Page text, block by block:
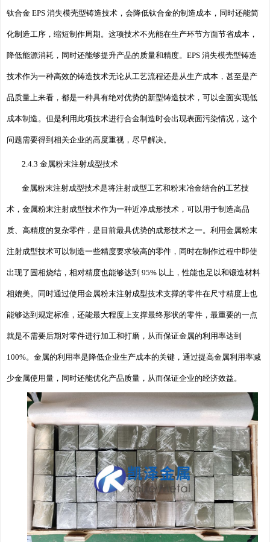
钛合金 EPS 消失模壳型铸造技术，会降低钛合金的制造成本，同时还能简
化制造工序，缩短制作周期。这项技术不光能在生产环节方面节省成本，
降低能源消耗，同时还能够提升产品的质量和精度。EPS 消失模壳型铸造
技术作为一种高效的铸造技术无论从工艺流程还是从生产成本，甚至是产
品质量上来看，都是一种具有绝对优势的新型铸造技术，可以全面实现低
成本制造。但是利用此项技术进行合金制造时会出现表面污染情况，这个
问题需要得到相关企业的高度重视，尽早解决。
2.4.3 金属粉末注射成型技术
金属粉末注射成型技术是将注射成型工艺和粉末冶金结合的工艺技
术，金属粉末注射成型技术作为一种近净成形技术，可以用于制造高品
质、高精度的复杂零件，是目前最具优势的成形技术之一。利用金属粉末
注射成型技术可以制造一些精度要求较高的零件，同时在制作过程中即使
出现了固相烧结，相对精度也能够达到 95% 以上，性能也足以和锻造材料
相媲美。同时通过使用金属粉末注射成型技术支撑的零件在尺寸精度上也
能够达到规定标准，还能最大程度上支撑最终形状的零件，最重要的一点
就是不需要后期对零件进行加工和打磨，从而保证金属的利用率达到
100%。金属的利用率是降低企业生产成本的关键，通过提高金属利用率减
少金属使用量，同时还能优化产品质量，从而保证企业的经济效益。